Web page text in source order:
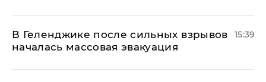
В Геленджике после сильных взрывов
началась массовая эвакуация
15:39